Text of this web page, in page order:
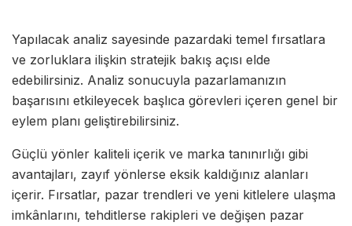
Yapılacak analiz sayesinde pazardaki temel fırsatlara
ve zorluklara ilişkin stratejik bakış açısı elde
edebilirsiniz. Analiz sonucuyla pazarlamanızın
başarısını etkileyecek başlıca görevleri içeren genel bir
eylem planı geliştirebilirsiniz.
Güçlü yönler kaliteli içerik ve marka tanınırlığı gibi
avantajları, zayıf yönlerse eksik kaldığınız alanları
içerir. Fırsatlar, pazar trendleri ve yeni kitlelere ulaşma
imkânlarını, tehditlerse rakipleri ve değişen pazar